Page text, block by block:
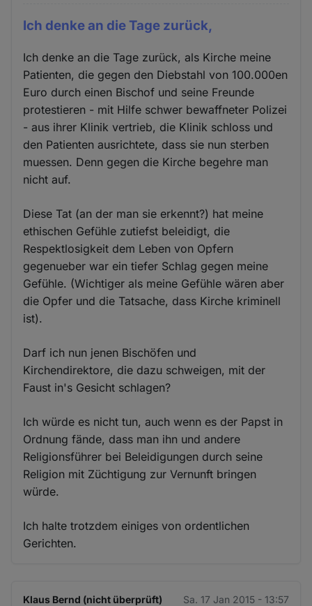
Ich denke an die Tage zurück,
Ich denke an die Tage zurück, als Kirche meine
Patienten, die gegen den Diebstahl von 100.000en
Euro durch einen Bischof und seine Freunde
protestieren - mit Hilfe schwer bewaffneter Polizei
- aus ihrer Klinik vertrieb, die Klinik schloss und
den Patienten ausrichtete, dass sie nun sterben
muessen. Denn gegen die Kirche begehre man
nicht auf.
Diese Tat (an der man sie erkennt?) hat meine
ethischen Gefühle zutiefst beleidigt, die
Respektlosigkeit dem Leben von Opfern
gegenueber war ein tiefer Schlag gegen meine
Gefühle. (Wichtiger als meine Gefühle wären aber
die Opfer und die Tatsache, dass Kirche kriminell
ist).
Darf ich nun jenen Bischöfen und
Kirchendirektore, die dazu schweigen, mit der
Faust in's Gesicht schlagen?
Ich würde es nicht tun, auch wenn es der Papst in
Ordnung fände, dass man ihn und andere
Religionsführer bei Beleidigungen durch seine
Religion mit Züchtigung zur Vernunft bringen
würde.
Ich halte trotzdem einiges von ordentlichen
Gerichten.
Klaus Bernd (nicht überprüft) Sa. 17 Jan 2015 - 13:57